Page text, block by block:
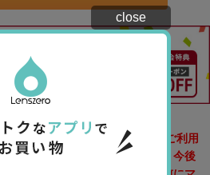
softbank)のキャリアメールをご利用
ランへの変更をご検討中の方は、今後
close